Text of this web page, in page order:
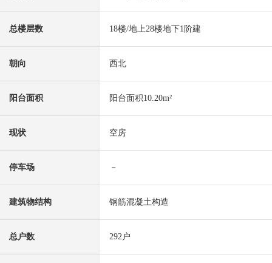
总楼层数 18楼/地上28楼地下1阶建
朝向 西北
阳台面积 阳台面积10.20m²
现状 空房
停车场 －
建筑物结构 钢筋混凝土构造
总户数 292户